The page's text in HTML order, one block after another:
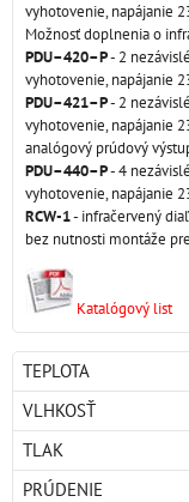
vyhotovenie, napájanie
Možnosť doplnenia o
PDU–420–P- 2
vyhotovenie, napájanie
PDU–421–P- 2
vyhotovenie, napájanie
analógový prúdový
PDU–440–P- 4
vyhotovenie, napájanie
RCW-1- infračervený
bez nutnosti montáže
Katalógový list
TEPLOTA
VLHKOSŤ
TLAK
PRÚDENIE